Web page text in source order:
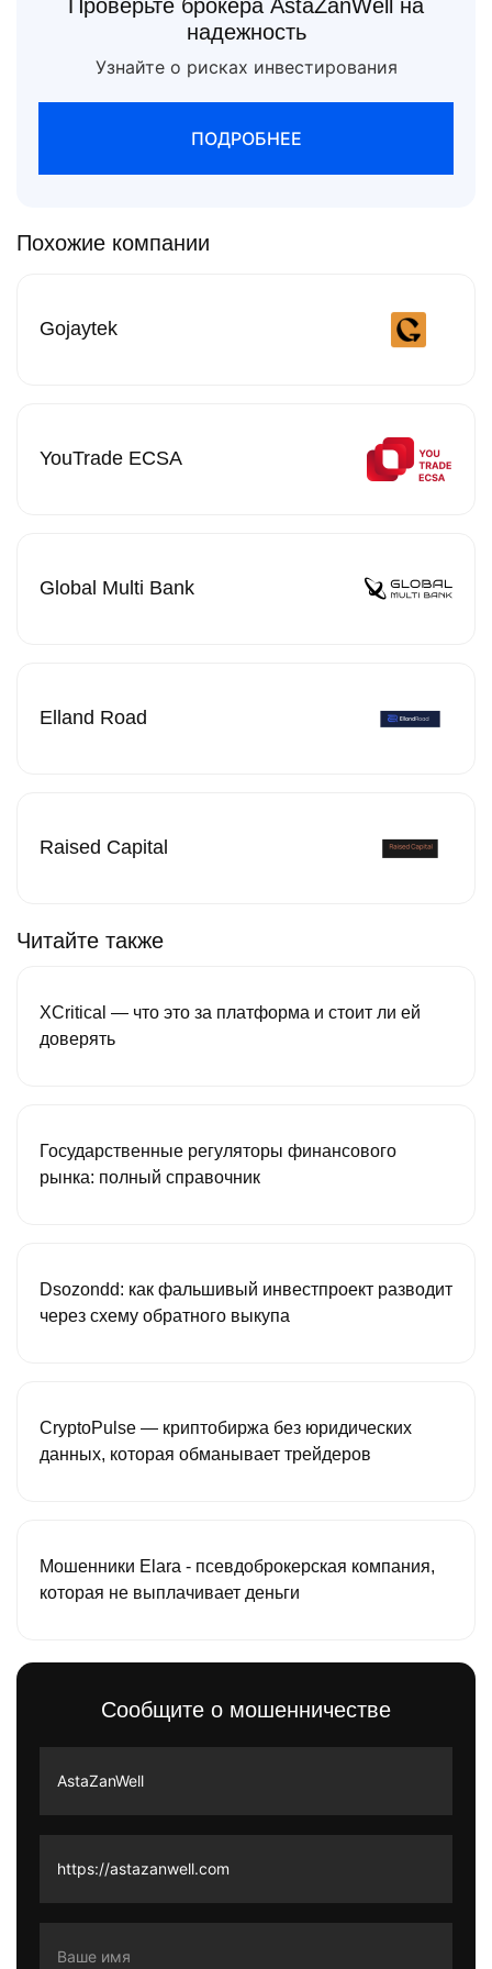
Проверьте брокера AstaZanWell на
надежность
Узнайте о рисках инвестирования
ПОДРОБНЕЕ
Похожие компании
Gojaytek
YouTrade ECSA
Global Multi Bank
Elland Road
Raised Capital
Читайте также
XCritical — что это за платформа и стоит ли ей
доверять
Государственные регуляторы финансового
рынка: полный справочник
Dsozondd: как фальшивый инвестпроект разводит
через схему обратного выкупа
CryptoPulse — криптобиржа без юридических
данных, которая обманывает трейдеров
Мошенники Elara - псевдоброкерская компания,
которая не выплачивает деньги
Сообщите о мошенничестве